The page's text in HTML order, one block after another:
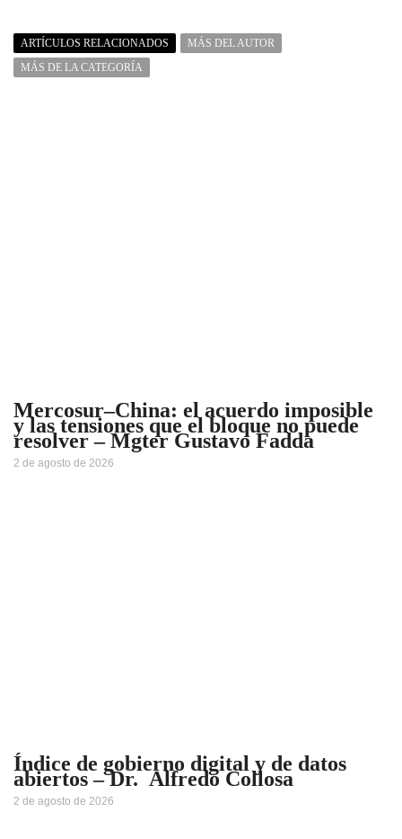
ARTÍCULOS RELACIONADOS
MÁS DEL AUTOR
MÁS DE LA CATEGORÍA
Mercosur–China: el acuerdo imposible
y las tensiones que el bloque no puede
resolver – Mgter Gustavo Fadda
2 de agosto de 2026
Índice de gobierno digital y de datos
abiertos – Dr. Alfredo Collosa
2 de agosto de 2026